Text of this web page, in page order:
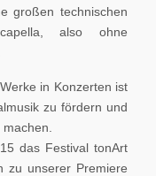
großen technischen
also ohne
in Konzerten ist
zu fördern und
das Festival tonArt
zu unserer Premiere